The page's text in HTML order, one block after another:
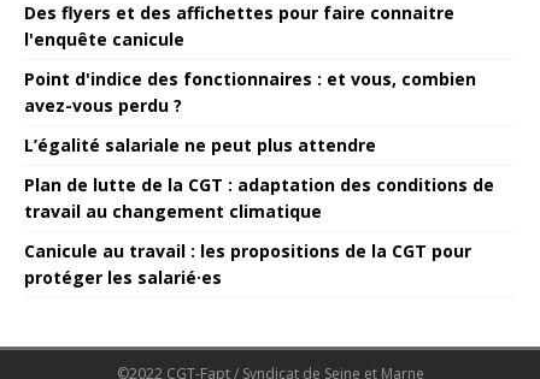
Des flyers et des affichettes pour faire connaitre
l'enquête canicule
Point d'indice des fonctionnaires : et vous, combien
avez-vous perdu ?
L’égalité salariale ne peut plus attendre
Plan de lutte de la CGT : adaptation des conditions de
travail au changement climatique
Canicule au travail : les propositions de la CGT pour
protéger les salarié·es
©2022 CGT-Fapt / Syndicat de Seine et Marne